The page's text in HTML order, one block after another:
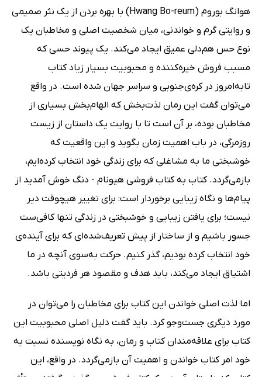
هوانگ بوروم (Hwang Bo-reum) با بهره بردن از یک نثر صمیمی
و روایتی گرم و خواندنی، میان شخصیت اصلی و مخاطبان یک
نوع حس هم‌دلی عمیق ایجاد می‌کند. یک پیوند حسی که
مسبب فروش خیره‌کننده و محبوبیت بسیار زیاد کتاب
تابه‌امروز در کره‌ی‌جنوبی و سراسر جهان شده است. در واقع
می‌توان گفت این رمان لذت‌بخش که الهام‌بخش بسیاری از
مخاطبان بوده، بر آن است تا با روایت یک داستان از زیست
روزمرگی، در باب اهمیت زمان بگوید و این واقعیت که
خوشبختی ما به مشاغلی که برای زندگی خود انتخاب کرده‌ایم،
بازمی‌گردد. کتاب به کتاب فروشی هیونام - دنگ خوش آمدید از
پیام‌ها و نگاه زیبایی برخوردار است: برای تغییر هیچوقت دیر
نیست؛ برای یافتن زیبایی و خوشبختی در زندگی تنها کافی‌ست
جسور باشیم و از ساختار از پیش تعریف‌شده‌ای که برای آینده‌ی
خود انتخاب کرده‌ بودیم، گذر کنیم. حرکت به‌سوی آنچه در ما
اشتیاق ایجاد می‌کند، باید هدف و مقصود هر فردیتی باشد.
اما لذت اصلی خواندن این کتاب برای مخاطبان را می‌توان در
مورد دیگری جست‌وجو کرد. باید گفت دلیل اصلی محبوبیت این
کتاب برای علاقه‌مندان کتاب و رمان، به نگاه نویسنده نسبت به
خود امر کتاب خواندن و اهمیت آن بازمی‌گردد. در واقع، این